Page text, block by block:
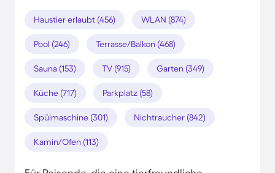
Haustier erlaubt (456) WLAN (874)
Pool (246) Terrasse/Balkon (468)
Sauna (153) TV (915) Garten (349)
Küche (717) Parkplatz (58)
Spülmaschine (301) Nichtraucher (842)
Kamin/Ofen (113)